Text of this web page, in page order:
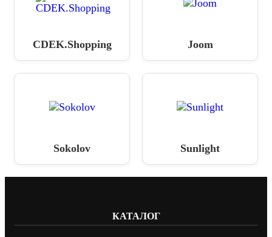
CDEK.Shopping Joom
Sokolov Sunlight
КАТАЛОГ